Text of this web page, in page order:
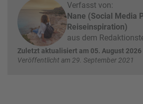
t
o
u
r
U
ld
of
B
e
n
ef
Verfasst von:
Nane (Social Media
Reiseinspiration)
aus dem
Zuletzt aktualisiert am 05. August 2026
Veröffentlicht am 29. September 2021